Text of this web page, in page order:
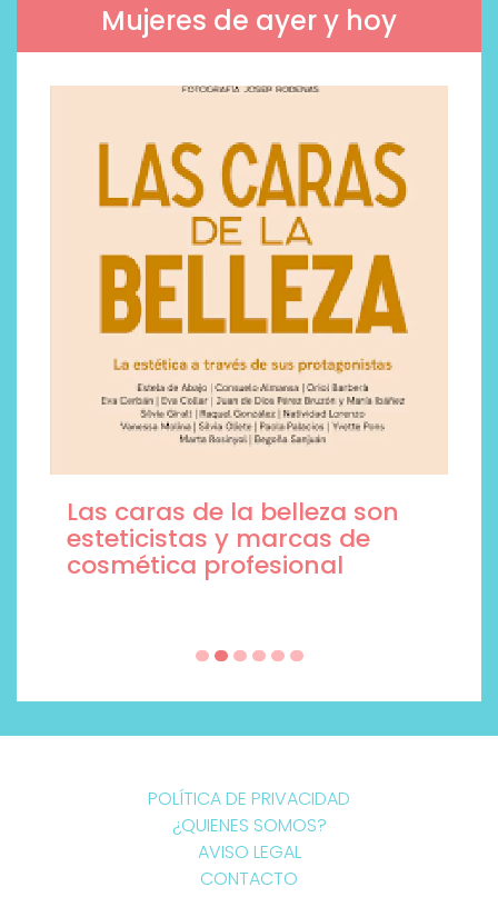
Mujeres de ayer y hoy
Las caras de la belleza son
esteticistas y marcas de
cosmética profesional
POLÍTICA DE PRIVACIDAD
¿QUIENES SOMOS?
AVISO LEGAL
CONTACTO